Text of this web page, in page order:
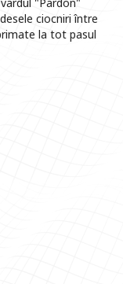
ciocniri între
la tot pasul